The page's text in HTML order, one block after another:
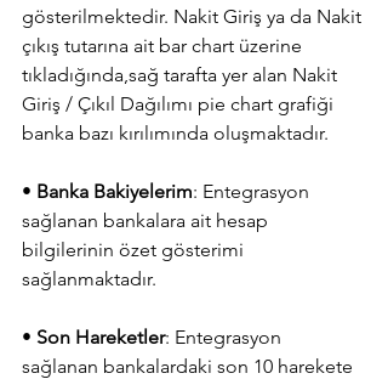
gösterilmektedir. Nakit Giriş ya da Nakit
çıkış tutarına ait bar chart üzerine
tıkladığında,sağ tarafta yer alan Nakit
Giriş / Çıkıl Dağılımı pie chart grafiği
banka bazı kırılımında oluşmaktadır.
• Banka Bakiyelerim: Entegrasyon
sağlanan bankalara ait hesap
bilgilerinin özet gösterimi
sağlanmaktadır.
• Son Hareketler: Entegrasyon
sağlanan bankalardaki son 10 harekete